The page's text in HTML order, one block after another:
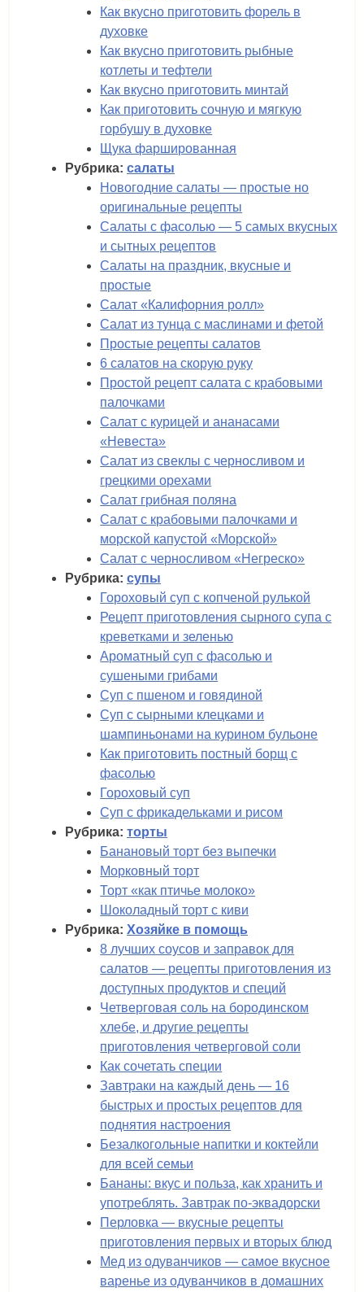
Как вкусно приготовить форель в
духовке
Как вкусно приготовить рыбные
котлеты и тефтели
Как вкусно приготовить минтай
Как приготовить сочную и мягкую
горбушу в духовке
Щука фаршированная
Рубрика: салаты
Новогодние салаты — простые но
оригинальные рецепты
Салаты с фасолью — 5 самых вкусных
и сытных рецептов
Салаты на праздник, вкусные и
простые
Салат «Калифорния ролл»
Салат из тунца с маслинами и фетой
Простые рецепты салатов
6 салатов на скорую руку
Простой рецепт салата с крабовыми
палочками
Салат с курицей и ананасами
«Невеста»
Салат из свеклы с черносливом и
грецкими орехами
Салат грибная поляна
Салат с крабовыми палочками и
морской капустой «Морской»
Салат с черносливом «Негреско»
Рубрика: супы
Гороховый суп с копченой рулькой
Рецепт приготовления сырного супа с
креветками и зеленью
Ароматный суп с фасолью и
сушеными грибами
Суп с пшеном и говядиной
Суп с сырными клецками и
шампиньонами на курином бульоне
Как приготовить постный борщ с
фасолью
Гороховый суп
Суп с фрикадельками и рисом
Рубрика: торты
Банановый торт без выпечки
Морковный торт
Торт «как птичье молоко»
Шоколадный торт с киви
Рубрика: Хозяйке в помощь
8 лучших соусов и заправок для
салатов — рецепты приготовления из
доступных продуктов и специй
Четверговая соль на бородинском
хлебе, и другие рецепты
приготовления четверговой соли
Как сочетать специи
Завтраки на каждый день — 16
быстрых и простых рецептов для
поднятия настроения
Безалкогольные напитки и коктейли
для всей семьи
Бананы: вкус и польза, как хранить и
употреблять. Завтрак по-эквадорски
Перловка — вкусные рецепты
приготовления первых и вторых блюд
Мед из одуванчиков — самое вкусное
варенье из одуванчиков в домашних